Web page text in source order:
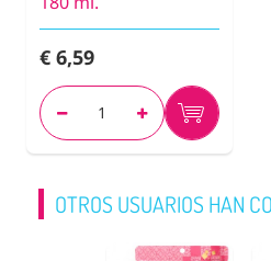
€ 6,59
OTROS USUARIOS HAN